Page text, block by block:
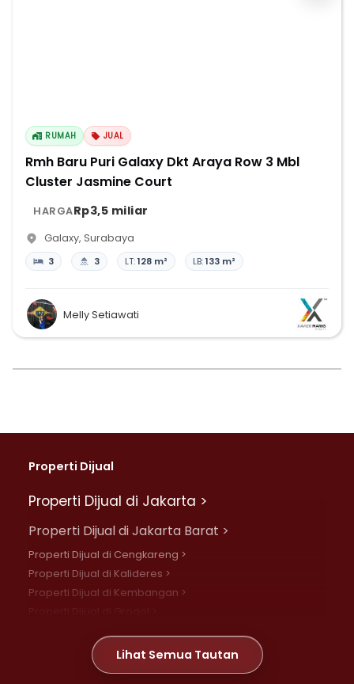
RUMAH JUAL
Rmh Baru Puri Galaxy Dkt Araya Row 3 Mbl
Cluster Jasmine Court
HARGARp3,5 miliar
Galaxy, Surabaya
3 3 LT:128 m² LB:133 m²
Melly Setiawati
Properti Dijual
Properti Dijual di Jakarta >
Properti Dijual di Jakarta Barat >
Properti Dijual di Cengkareng >
Properti Dijual di Kalideres >
Properti Dijual di Kembangan >
Properti Dijual di Meruya >
Properti Dijual di Jelambar >
Lihat Semua Tautan